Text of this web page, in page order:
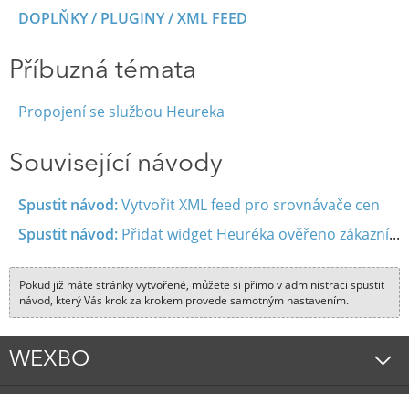
DOPLŇKY / PLUGINY / XML FEED
Příbuzná témata
Propojení se službou Heureka
Související návody
Spustit návod:Vytvořit XML feed pro srovnávače cen
Spustit návod: Přidat widget Heuréka ověřeno zákazníky
Pokud již máte stránky vytvořené, můžete si přímo v administraci spustit
návod, který Vás krok za krokem provede samotným nastavením.
WEXBO